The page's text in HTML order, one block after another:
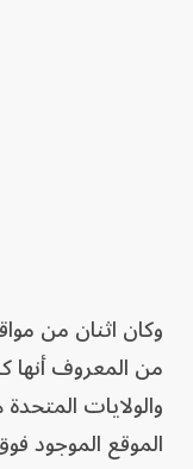
وكان اثنان من
من المعروف
والولايات
الموقع الموجود